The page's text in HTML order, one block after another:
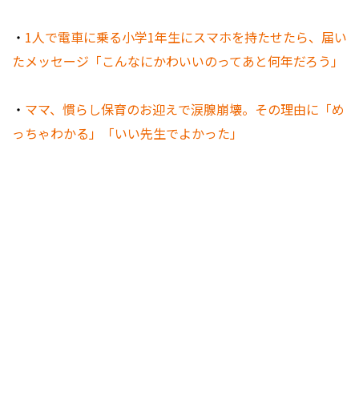
・ 1人で電車に乗る小学1年生にスマホを持たせたら、届い
たメッセージ「こんなにかわいいのってあと何年だろう」
・ ママ、慣らし保育のお迎えで涙腺崩壊。その理由に「め
っちゃわかる」「いい先生でよかった」